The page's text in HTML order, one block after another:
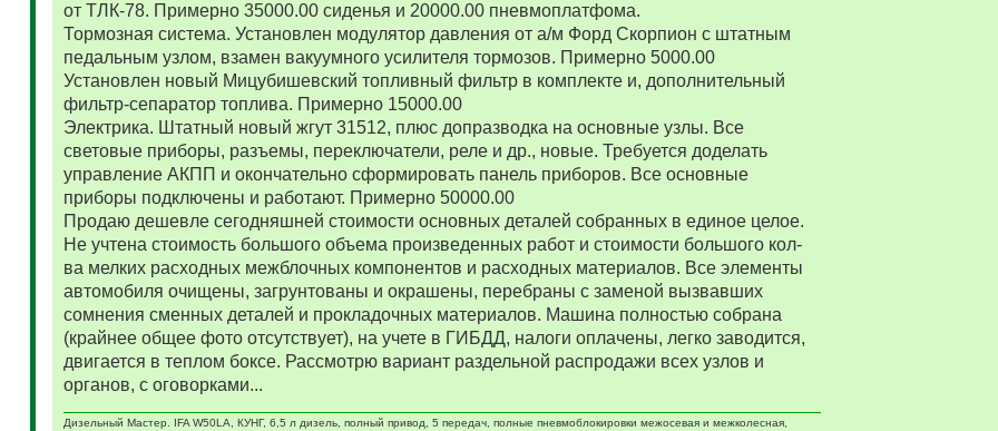
от ТЛК-78. Примерно 35000.00 сиденья и 20000.00 пневмоплатфома.
Тормозная система. Установлен модулятор давления от а/м Форд Скорпион с штатным
педальным узлом, взамен вакуумного усилителя тормозов. Примерно 5000.00
Установлен новый Мицубишевский топливный фильтр в комплекте и, дополнительный
фильтр-сепаратор топлива. Примерно 15000.00
Электрика. Штатный новый жгут 31512, плюс допразводка на основные узлы. Все
световые приборы, разъемы, переключатели, реле и др., новые. Требуется доделать
управление АКПП и окончательно сформировать панель приборов. Все основные
приборы подключены и работают. Примерно 50000.00
Продаю дешевле сегодняшней стоимости основных деталей собранных в единое целое.
Не учтена стоимость большого объема произведенных работ и стоимости большого кол-
ва мелких расходных межблочных компонентов и расходных материалов. Все элементы
автомобиля очищены, загрунтованы и окрашены, перебраны с заменой вызвавших
сомнения сменных деталей и прокладочных материалов. Машина полностью собрана
(крайнее общее фото отсутствует), на учете в ГИБДД, налоги оплачены, легко заводится,
двигается в теплом боксе. Рассмотрю вариант раздельной распродажи всех узлов и
органов, с оговорками...
Дизельный Мастер. IFA W50LA, КУНГ, 6,5 л дизель, полный привод, 5 передач, полные пневмоблокировки межосевая и межколесная,